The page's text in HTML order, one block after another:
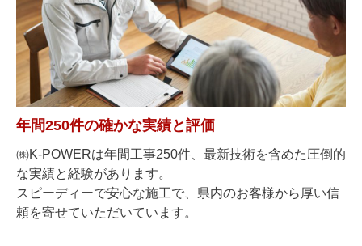
年間250件の確かな実績と評価
㈱K-POWERは年間工事250件、最新技術を含めた圧倒的
な実績と経験があります。
スピーディーで安心な施工で、県内のお客様から厚い信
頼を寄せていただいています。